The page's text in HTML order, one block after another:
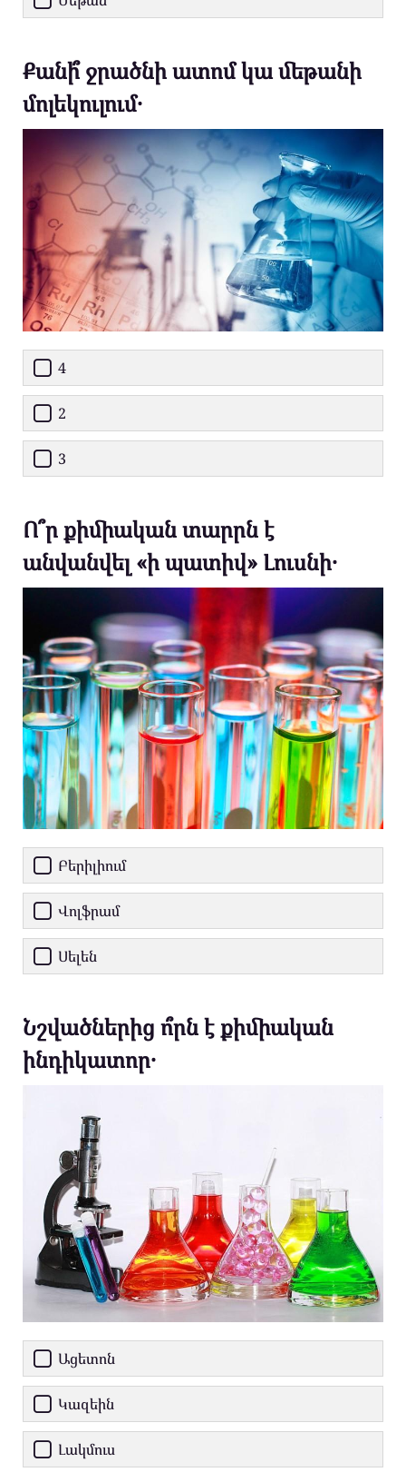
Քանի՞ ջրածնի ատոմ կա մեթանի
մոլեկուլում․
4
2
3
Ո՞ր քիմիական տարրն է
անվանվել «ի պատիվ» Լուսնի․
Բերիլիում
Վոլֆրամ
Սելեն
Նշվածներից ո՞րն է քիմիական
ինդիկատոր․
Ացետոն
Կազեին
Լակմուս